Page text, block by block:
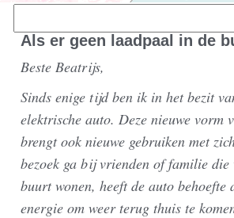
naar:Als er geen laadpaal in de
Beste Beatrijs,
Sinds enige tijd ben ik in het bezit
elektrische auto. Deze nieuwe vorm
brengt ook nieuwe gebruiken met
bezoek ga bij vrienden of familie
buurt wonen, heeft de auto behoefte
energie om weer terug thuis te